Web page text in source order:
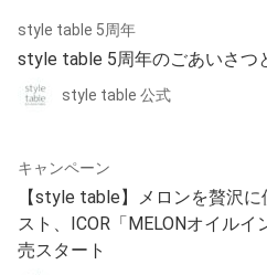
style table 5周年
style table 5周年のごあいさつ
style table 公式
キャンペーン
【style table】メロンを贅沢
スト、ICOR「MELONオイル
売スタート